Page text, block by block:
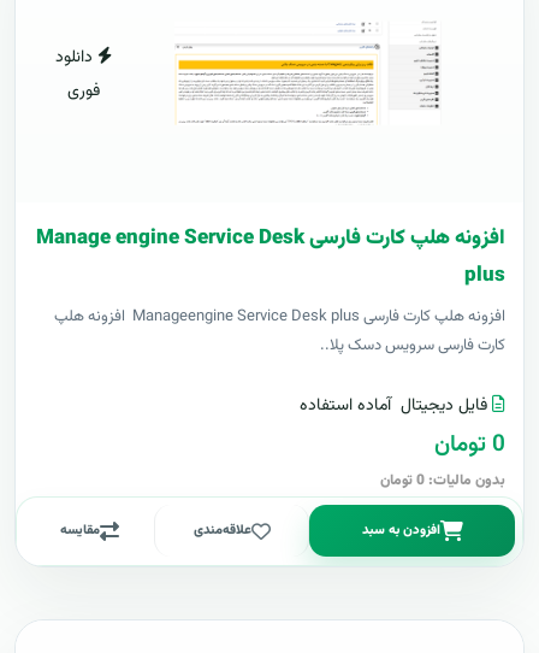
دانلود
فوری
افزونه هلپ کارت فارسی Manage engine Service Desk
plus
افزونه هلپ کارت فارسی Manageengine Service Desk plus افزونه هلپ
کارت فارسی سرویس دسک پلا..
فایل دیجیتال آماده استفاده
0 تومان
بدون مالیات: 0 تومان
افزودن به سبد علاقه‌مندی مقایسه